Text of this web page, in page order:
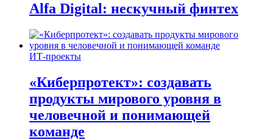
Alfa Digital: нескучный финтех
ИТ-проекты
«Киберпротект»: создавать
продукты мирового уровня в
человечной и понимающей
команде